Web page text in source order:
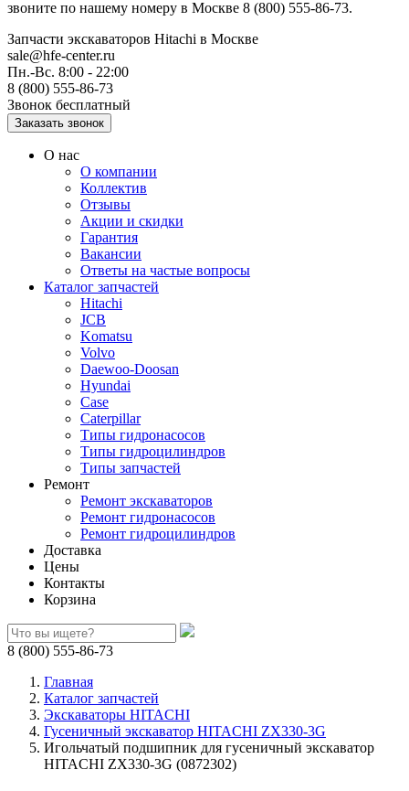
звоните по нашему номеру в Москве 8 (800) 555-86-73.
Запчасти экскаваторов Hitachi в Москве
sale@hfe-center.ru
Пн.-Вс. 8:00 - 22:00
8 (800) 555-86-73
Звонок бесплатный
О нас
О компании
Коллектив
Отзывы
Акции и скидки
Гарантия
Вакансии
Ответы на частые вопросы
Каталог запчастей
Hitachi
JCB
Komatsu
Volvo
Daewoo-Doosan
Hyundai
Case
Caterpillar
Типы гидронасосов
Типы гидроцилиндров
Типы запчастей
Ремонт
Ремонт экскаваторов
Ремонт гидронасосов
Ремонт гидроцилиндров
Доставка
Цены
Контакты
Корзина
8 (800) 555-86-73
Главная
Каталог запчастей
Экскаваторы HITACHI
Гусеничный экскаватор HITACHI ZX330-3G
Игольчатый подшипник для гусеничный экскаватор
HITACHI ZX330-3G (0872302)